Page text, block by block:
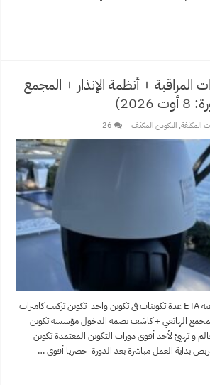
المراقبة + أنظمة الإنذار + المجمع
المكثفة,التكويـن المكثـف 26
مؤسسة التكنولوجيا التطبيقية ETA عدة تكوينات في تكوين واحد تكوين تركيب كاميرات
المجمع الهاتفي + كاشف بصمة الدخول مؤسسة تكوين
و تهيئ لأحد أقوى دورات التكوين المعتمدة تكوين
بداية العمل مباشرة بعد الدورة حصريا أقوى …